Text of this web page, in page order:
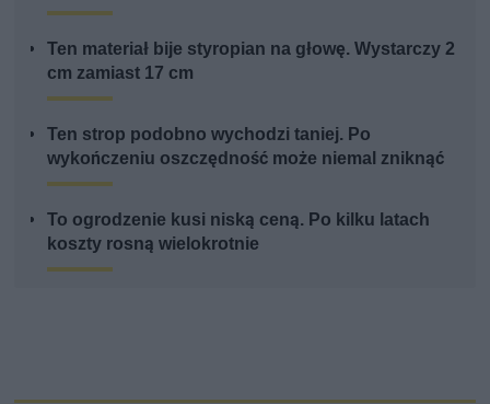
Ten materiał bije styropian na głowę. Wystarczy 2
cm zamiast 17 cm
Ten strop podobno wychodzi taniej. Po
wykończeniu oszczędność może niemal zniknąć
To ogrodzenie kusi niską ceną. Po kilku latach
koszty rosną wielokrotnie